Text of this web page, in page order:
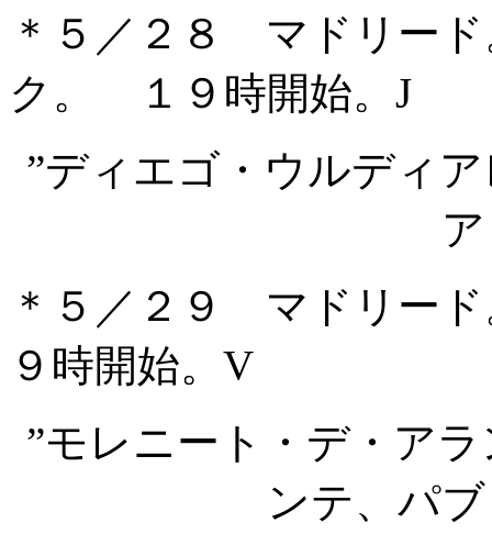
＊５／２８ マドリー
ク。 １９時開始。J
”ディエゴ・ウルディ
＊５／２９ マドリー
９時開始。V
”モレニート・デ・ア
ンテ、パ